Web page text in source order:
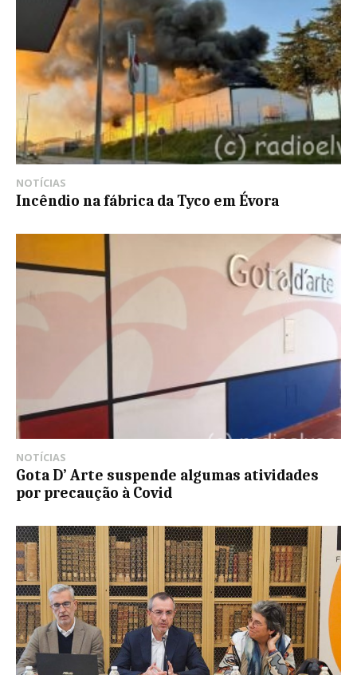
NOTÍCIAS
Incêndio na fábrica da Tyco em Évora
NOTÍCIAS
Gota D’ Arte suspende algumas atividades
por precaução à Covid